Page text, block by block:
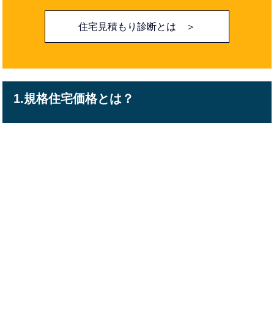
住宅見積もり診断とは ＞
1.規格住宅価格とは？